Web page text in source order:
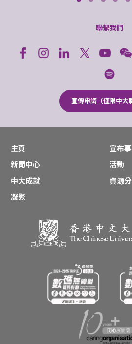
聯繫我們
宣傳申請（僅限中大
主頁
宣布
新聞中心
活動
中大成就
資源
凝聚